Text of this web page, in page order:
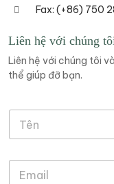
Fax: (+86) 750
Liên hệ với chúng
Liên hệ với chúng tôi
thể giúp đỡ bạn.
H
v
E